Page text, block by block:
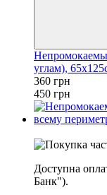
углам),
360 грн
450 грн
Доступна
Банк").